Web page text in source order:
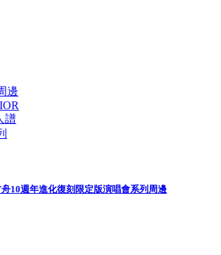
邊
譜
10週年進化復刻限定版演唱會系列周邊